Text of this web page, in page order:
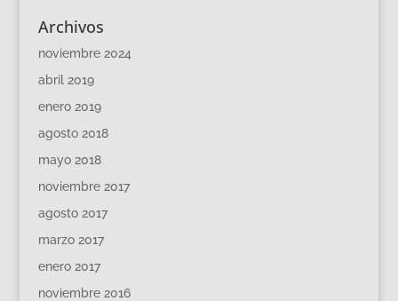
Archivos
noviembre 2024
abril 2019
enero 2019
agosto 2018
mayo 2018
noviembre 2017
agosto 2017
marzo 2017
enero 2017
noviembre 2016